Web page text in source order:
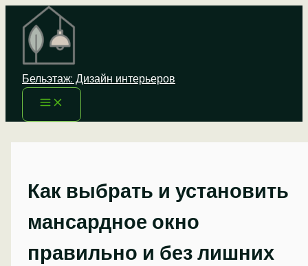
Перейти
содержимому
Бельэтаж: Дизайн интерьеров
Как выбрать и установить
мансардное окно
правильно и без лишних